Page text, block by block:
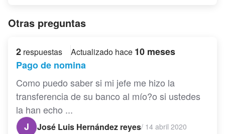
Otras preguntas
2 respuestas Actualizado hace 10 meses
Pago de nomina
Como puedo saber si mi jefe me hizo la
transferencia de su banco al mío?o si ustedes
la han echo ...
J
José Luis Hernández reyes/ 14 abril 2020